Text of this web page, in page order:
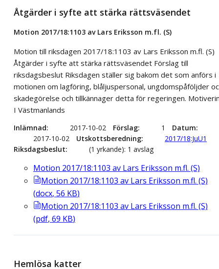
Åtgärder i syfte att stärka rättsväsendet
Motion 2017/18:1103 av Lars Eriksson m.fl. (S)
Motion till riksdagen 2017/18:1103 av Lars Eriksson m.fl. (S)
Åtgärder i syfte att stärka rättsväsendet Förslag till
riksdagsbeslut Riksdagen ställer sig bakom det som anförs i
motionen om lagföring, blåljuspersonal, ungdomspåföljder
skadegörelse och tillkännager detta för regeringen.
I Västmanlands
Inlämnad 2017-10-02 Förslag 1
Datum
2017-10-02
Utskottsberedning
2017/18:JuU1
Riksdagsbeslut
(1 yrkande): 1 avslag
Motion 2017/18:1103 av Lars Eriksson m.fl. (S)
Motion 2017/18:1103 av Lars Eriksson m.fl. (S)
(docx, 56 KB)
Motion 2017/18:1103 av Lars Eriksson m.fl. (S)
(pdf, 69 KB)
Hemlösa katter